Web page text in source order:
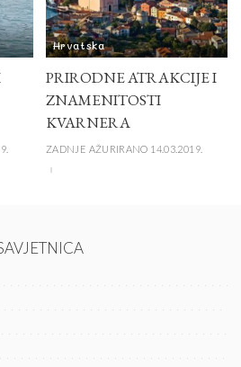
Hrvatska
PRIRODNE ATRAKCIJE I
ZNAMENITOSTI
KVARNERA
ZADNJE AŽURIRANO 14.03.2019.